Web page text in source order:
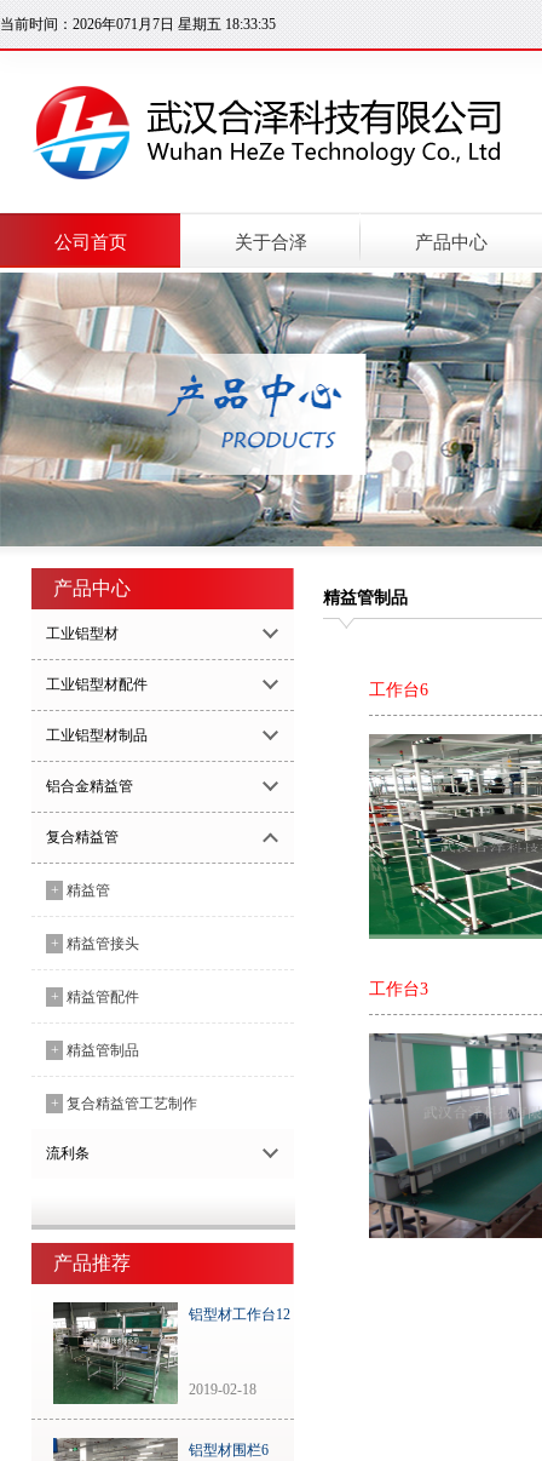
当前时间：2026年071月7日 星期五 18:33:35
公司首页 关于合泽 产品中心
产品中心
工业铝型材
工业铝型材配件
工业铝型材制品
铝合金精益管
复合精益管
+ 精益管
+ 精益管接头
+ 精益管配件
+ 精益管制品
+ 复合精益管工艺制作
流利条
产品推荐
铝型材工作台12
2019-02-18
铝型材围栏6
精益管制品
工作台6
工作台3